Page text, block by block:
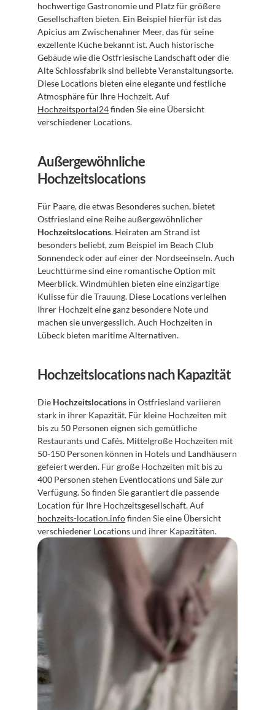
hochwertige Gastronomie und Platz für größere
Gesellschaften bieten. Ein Beispiel hierfür ist das
Apicius am Zwischenahner Meer, das für seine
exzellente Küche bekannt ist. Auch historische
Gebäude wie die Ostfriesische Landschaft oder die
Alte Schlossfabrik sind beliebte Veranstaltungsorte.
Diese Locations bieten eine elegante und festliche
Hochzeitsportal24 finden Sie eine Übersicht
verschiedener Locations.
Außergewöhnliche
Hochzeitslocations
Für Paare, die etwas Besonderes suchen, bietet
Hochzeitslocations. Heiraten am Strand ist
besonders beliebt, zum Beispiel im Beach Club
Sonnendeck oder auf einer der Nordseeinseln. Auch
Leuchttürme sind eine romantische Option mit
Meerblick. Windmühlen bieten eine einzigartige
Kulisse für die Trauung. Diese Locations verleihen
Ihrer Hochzeit eine ganz besondere Note und
machen sie unvergesslich. Auch Hochzeiten in
Lübeck bieten maritime Alternativen.
Hochzeitslocations nach Kapazität
Die Hochzeitslocations in Ostfriesland variieren
stark in ihrer Kapazität. Für kleine Hochzeiten mit
bis zu 50 Personen eignen sich gemütliche
Restaurants und Cafés. Mittelgroße Hochzeiten mit
50-150 Personen können in Hotels und Landhäusern
gefeiert werden. Für große Hochzeiten mit bis zu
400 Personen stehen Eventlocations und Säle zur
Verfügung. So finden Sie garantiert die passende
hochzeits-location.info finden Sie eine Übersicht
verschiedener Locations und ihrer Kapazitäten.